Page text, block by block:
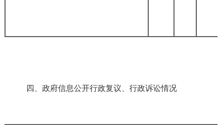
四、政府信息公开行政复议、行政诉讼情况